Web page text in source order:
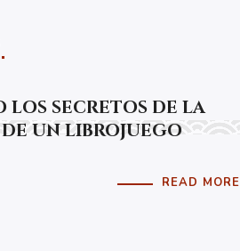
los secretos de la
un librojuego
READ MORE